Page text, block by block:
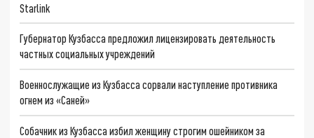
Starlink
Губернатор Кузбасса предложил лицензировать деятельность
частных социальных учреждений
Военнослужащие из Кузбасса сорвали наступление противника
огнем из «Саней»
Собачник из Кузбасса избил женщину строгим ошейником за